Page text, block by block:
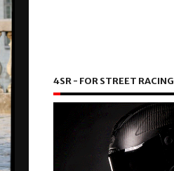
4SR - FOR STREET RACING